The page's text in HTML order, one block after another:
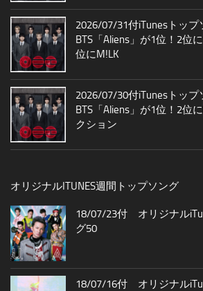
2026/07/31付iTunesトップ
BTS「Aliens」が1位！2位
位にM!LK
2026/07/30付iTunesトップ
BTS「Aliens」が1位！2位
クション
オリジナルITUNES週間トップソング
18/07/23付 オリジナル
グ50
18/07/16付 オリジナル